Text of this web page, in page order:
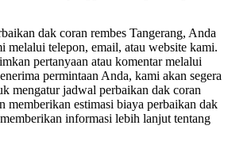
dak coran rembes Tangerang, Anda
melalui telepon, email, atau website kami.
pertanyaan atau komentar melalui
permintaan Anda, kami akan segera
mengatur jadwal perbaikan dak coran
memberikan estimasi biaya perbaikan dak
informasi lebih lanjut tentang